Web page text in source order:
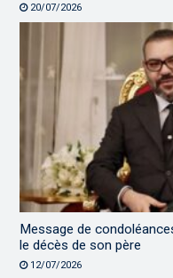
20/07/2026
Message de
le décès de son père
12/07/2026